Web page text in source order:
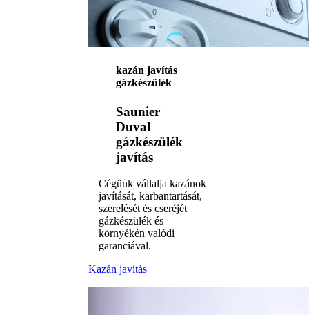
kazán javítás
gázkészülék
Saunier
Duval
gázkészülék
javítás
Cégünk vállalja kazánok
javítását, karbantartását,
szerelését és cseréjét
gázkészülék és
környékén valódi
garanciával.
Kazán javítás